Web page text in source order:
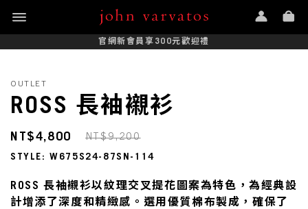
官網新會員享300元歡迎禮
OUTLET
ROSS 長袖襯衫
STYLE: W675S24-87SN-114
ROSS 長袖襯衫以紋理交叉提花圖案為特色，為經典設
計增添了深度和精緻感。選用優質棉布製成，確保了
NT$4,800 NT$9,200